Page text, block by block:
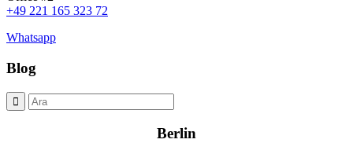
+49 221 165 323 72
Whatsapp
Blog
Berlin